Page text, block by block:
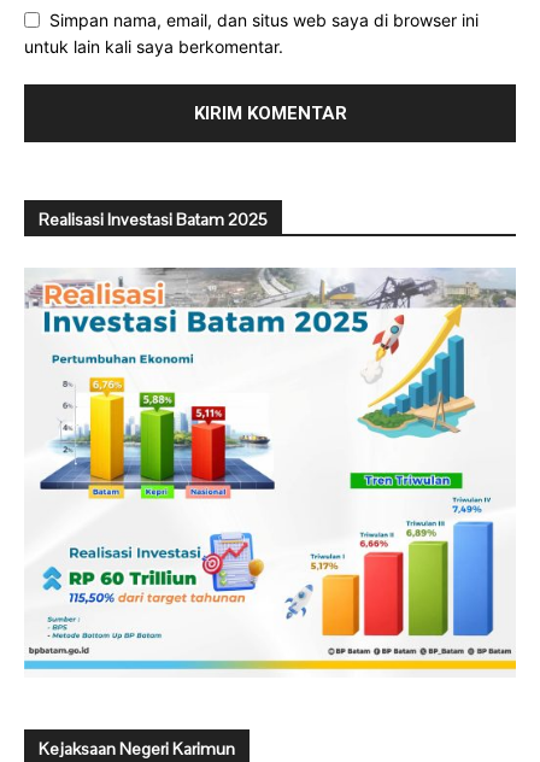
Simpan nama, email, dan situs web saya di browser ini
untuk lain kali saya berkomentar.
Realisasi Investasi Batam 2025
Kejaksaan Negeri Karimun